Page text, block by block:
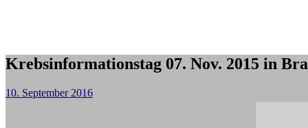
Krebsinformationstag 07. Nov. 2015 in
10. September 2016